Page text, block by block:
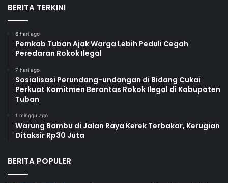
BERITA TERKINI
6 hari ago
Pemkab Tuban Ajak Warga Lebih Peduli Cegah
Peredaran Rokok Ilegal
7 hari ago
Sosialisasi Perundang-undangan di Bidang Cukai
Perkuat Komitmen Berantas Rokok Ilegal di Kabupaten
Tuban
1 minggu ago
Warung Bambu di Jalan Raya Kerek Terbakar, Kerugian
Ditaksir Rp30 Juta
BERITA POPULER